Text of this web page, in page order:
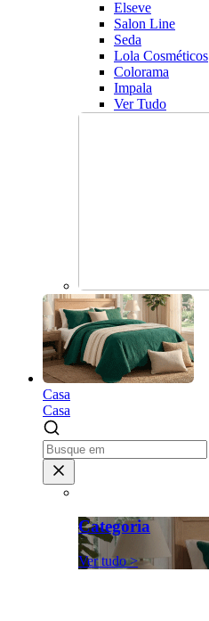
Elseve
Salon Line
Seda
Lola Cosméticos
Colorama
Impala
Ver Tudo
Casa
Casa
Categoria
Ver tudo >